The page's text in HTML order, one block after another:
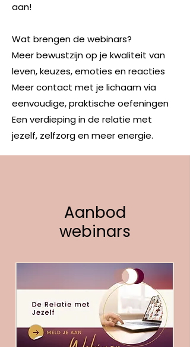
aan!
Wat brengen de webinars?
Meer bewustzijn op je kwaliteit van
leven, keuzes, emoties en reacties
Meer contact met je lichaam via
eenvoudige, praktische oefeningen
Een verdieping in de relatie met
jezelf, zelfzorg en meer energie.
Aanbod
webinars